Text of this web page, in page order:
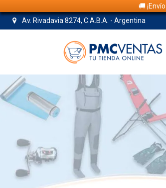
🚚
Av. Rivadavia 8274, C.A.B.A. - Argentina